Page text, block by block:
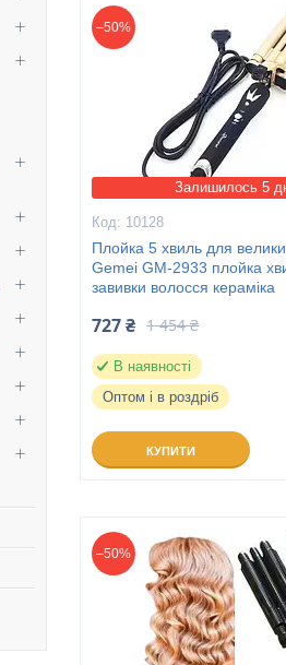
–50%
Залишилось 5
10128
Плойка 5 хвиль для
Gemei GM-2933 плойка
завивки волосся кераміка
727 ₴ 1 454 ₴
В наявності
Оптом і в роздріб
КУПИТИ
–50%